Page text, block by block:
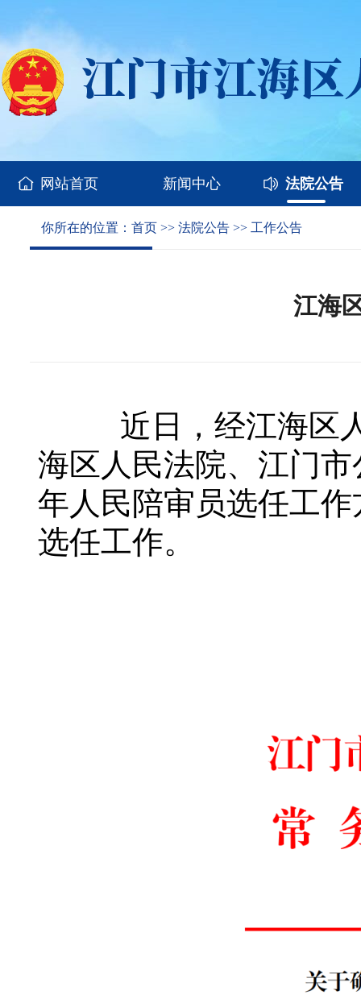
网站首页 新闻中心 法院公告
你所在的位置： 首页 >> 法院公告 >> 工作公告
江海
近日，经江海区人
海区人民法院、江门
年人民陪审员选任工
选任工作。